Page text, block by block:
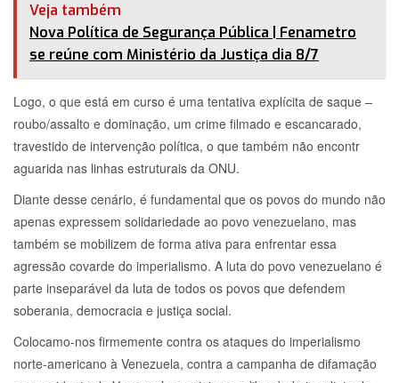
Veja também
Nova Política de Segurança Pública | Fenametro
se reúne com Ministério da Justiça dia 8/7
Logo, o que está em curso é uma tentativa explícita de saque –
roubo/assalto e dominação, um crime filmado e escancarado,
travestido de intervenção política, o que também não encontr
aguarida nas linhas estruturais da ONU.
Diante desse cenário, é fundamental que os povos do mundo não
apenas expressem solidariedade ao povo venezuelano, mas
também se mobilizem de forma ativa para enfrentar essa
agressão covarde do imperialismo. A luta do povo venezuelano é
parte inseparável da luta de todos os povos que defendem
soberania, democracia e justiça social.
Colocamo-nos firmemente contra os ataques do imperialismo
norte-americano à Venezuela, contra a campanha de difamação